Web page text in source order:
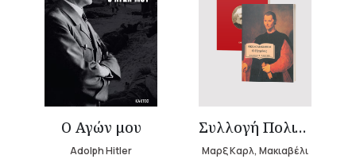
Ο Αγών μου
Adolph Hitler
Συλλογή Πολιτική Σκέψη (2 τόμοι)
Μαρξ Καρλ, Μακιαβέλι